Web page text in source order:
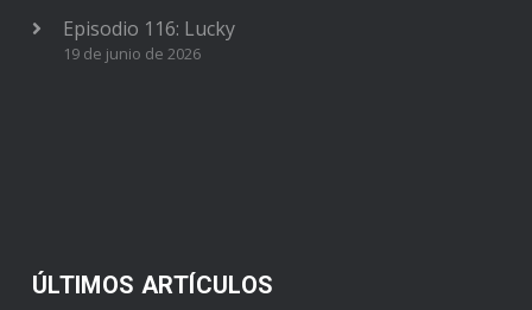
Episodio 116: Lucky
19 de junio de 2026
ÚLTIMOS ARTÍCULOS